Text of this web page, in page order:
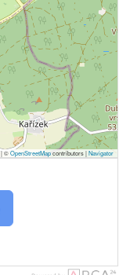
|©OpenStreetMapcontributors |Navigator